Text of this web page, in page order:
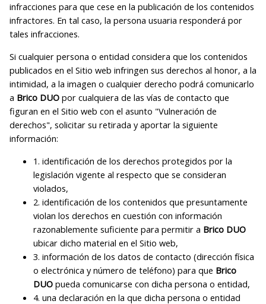
infracciones para que cese en la publicación de los contenidos
infractores. En tal caso, la persona usuaria responderá por
tales infracciones.
Si cualquier persona o entidad considera que los contenidos
publicados en el Sitio web infringen sus derechos al honor, a la
intimidad, a la imagen o cualquier derecho podrá comunicarlo
a Brico DUOpor cualquiera de las vías de contacto que
figuran en el Sitio web con el asunto "Vulneración de
derechos", solicitar su retirada y aportar la siguiente
información:
1. identificación de los derechos protegidos por la
legislación vigente al respecto que se consideran
violados,
2. identificación de los contenidos que presuntamente
violan los derechos en cuestión con información
razonablemente suficiente para permitir a Brico DUO
ubicar dicho material en el Sitio web,
3. información de los datos de contacto (dirección física
o electrónica y número de teléfono) para que Brico
DUOpueda comunicarse con dicha persona o entidad,
4. una declaración en la que dicha persona o entidad